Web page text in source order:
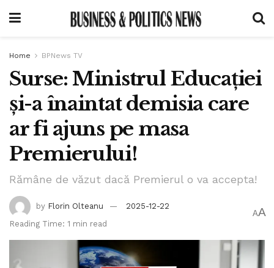
Home BPNews TV
Surse: Ministrul Educației
și-a înaintat demisia care
ar fi ajuns pe masa
Premierului!
Rămâne de văzut dacă Premierul o va accepta!
by Florin Olteanu
2025-12-22
Reading Time: 1 min read
AA